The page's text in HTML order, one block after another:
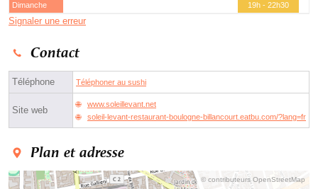
Dimanche
19h - 22h30
Signaler une erreur
Contact
Téléphone Téléphoner au sushi
Site web
www.soleillevant.net
soleil-levant-restaurant-boulogne-billancourt.eatbu.com/?lang=fr
Plan et adresse
© contributeurs OpenStreetMap